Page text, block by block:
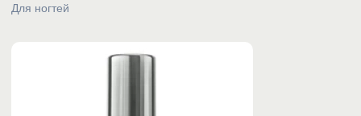
Для ногтей